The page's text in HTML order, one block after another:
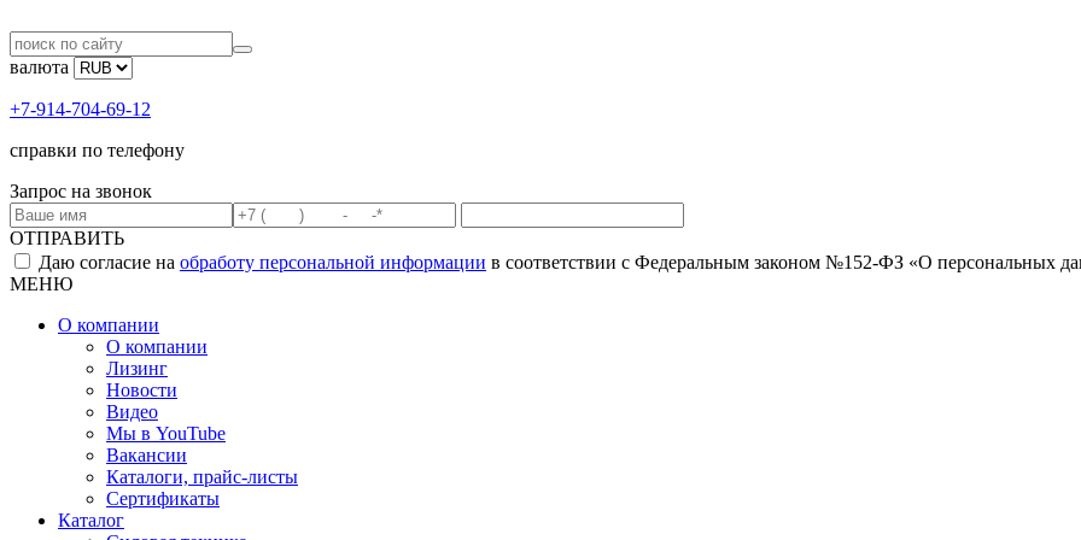
валюта
+7-914-704-69-12
справки по телефону
Запрос на звонок
ОТПРАВИТЬ
Даю согласие на обработу персональной информации в соответствии с Федеральным законом №152-ФЗ «О персональных
МЕНЮ
О компании
О компании
Лизинг
Новости
Видео
Мы в YouTube
Вакансии
Каталоги, прайс-листы
Сертификаты
Каталог